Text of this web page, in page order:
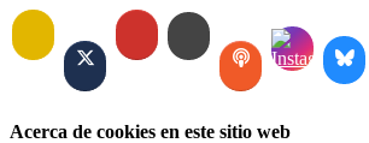
Acerca de cookies en este sitio web